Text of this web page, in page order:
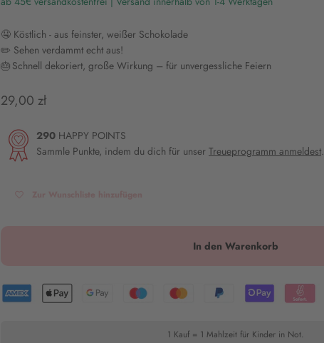
🤤 Köstlich - aus feinster, weißer Schokolade
✏️ Sehen verdammt echt aus!
🎂 Schnell dekoriert, große Wirkung – für unvergessliche Feiern
Angebot
29,00 zł
290 HAPPY POINTS
Sammle Punkte, indem du dich für unser Treueprogramm anmeldest.
In den Warenkorb
1 Kauf = 1 Mahlzeit für Kinder in Not.